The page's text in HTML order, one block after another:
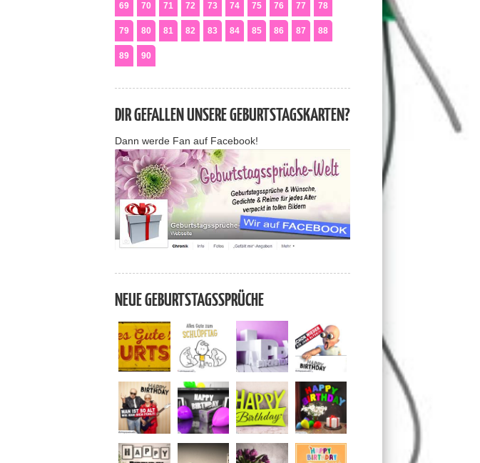
69 70 71 72 73 74 75 76 77 78
79 80 81 82 83 84 85 86 87 88
89 90
DIR GEFALLEN UNSERE GEBURTSTAGSKARTEN?
Dann werde Fan auf Facebook!
NEUE GEBURTSTAGSSPRÜCHE